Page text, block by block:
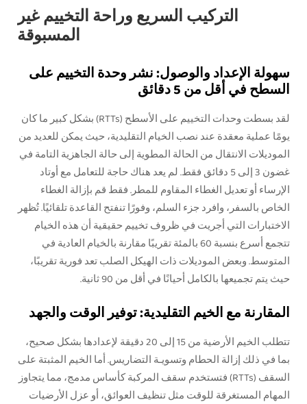
التركيب السريع وراحة التخييم غير
المسبوقة
سهولة الإعداد والوصول: نشر وحدة التخييم على
السطح في أقل من 5 دقائق
لقد بسطت وحدات التخييم على الأسطح (RTTs) بشكل كبير ما كان
يومًا عملية معقدة عند نصب الخيام التقليدية، حيث يمكن للعديد من
الموديلات الانتقال من الحالة المطوية إلى حالة الجاهزية التامة في
غضون 3 إلى 5 دقائق فقط. لم يعد هناك حاجة للتعامل مع أوتاد
الإرساء أو تعديل الغطاء المقاوم للمطر. فقط قم بإزالة الغطاء
الخاص بالسفر، وافرد جزء السلم، وفورًا تنفتح القاعدة تلقائيًا. تُظهر
الاختبارات التي أجريت في ظروف تخييم حقيقية أن هذه الخيام
تتجمع أسرع بنسبة 60 بالمئة تقريبًا مقارنة بالخيام العادية في
المتوسط. وبعض الموديلات ذات الهيكل الصلب تعد فورية تقريبًا،
حيث يتم تجميعها بالكامل أحيانًا في أقل من 90 ثانية.
المقارنة مع الخيم التقليدية: توفير الوقت والجهد
تتطلب الخيم الأرضية من 15 إلى 20 دقيقة لإعدادها بشكل صحيح،
بما في ذلك إزالة الحطام وتسويـة التضاريس. أما الخيم المثبتة على
السقف (RTTs) فتستخدم سقف المركبة كأساس مدمج، مما يتجاوز
المهام المستغرقة للوقت مثل تنظيف العوائق، أو عزل الأرضيات